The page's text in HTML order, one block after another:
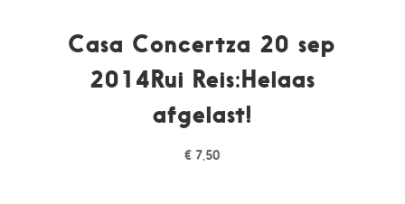
Casa Concertza 20 sep
2014Rui Reis:Helaas
afgelast!
€ 7,50